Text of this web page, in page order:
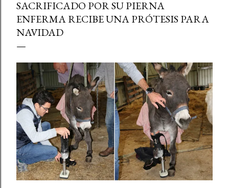
SACRIFICADO POR SU PIERNA
ENFERMA RECIBE UNA PRÓTESIS PARA
NAVIDAD